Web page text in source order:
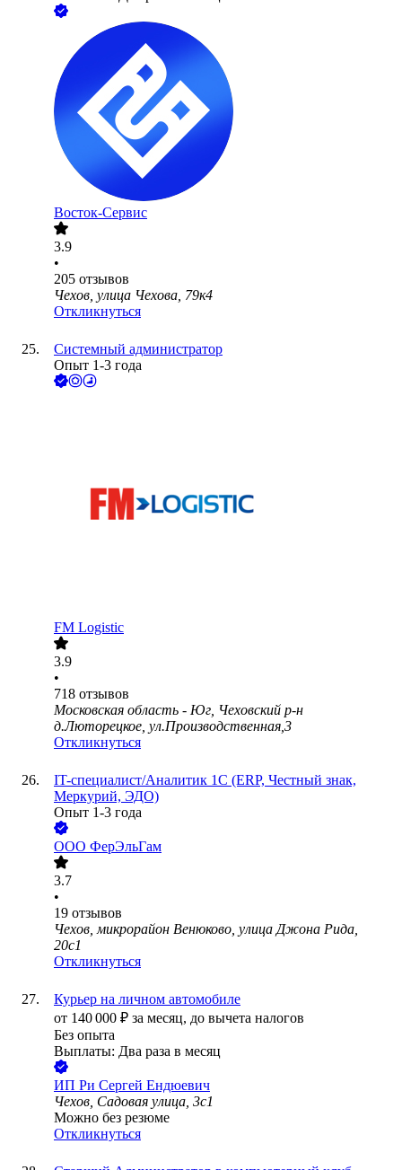
Восток-Сервис
3.9
•
205 отзывов
Чехов, улица Чехова, 79к4
Откликнуться
Системный администратор
Опыт 1-3 года
FM Logistic
3.9
•
718 отзывов
Московская область - Юг, Чеховский р-н
д.Люторецкое, ул.Производственная,3
Откликнуться
IT-специалист/Аналитик 1С (ERP, Честный знак,
Меркурий, ЭДО)
Опыт 1-3 года
ООО ФерЭльГам
3.7
•
19 отзывов
Чехов, микрорайон Венюково, улица Джона Рида,
20с1
Откликнуться
Курьер на личном автомобиле
от 140 000 ₽ за месяц, до вычета налогов
Без опыта
Выплаты: Два раза в месяц
ИП Ри Сергей Ендюевич
Чехов, Садовая улица, 3с1
Можно без резюме
Откликнуться